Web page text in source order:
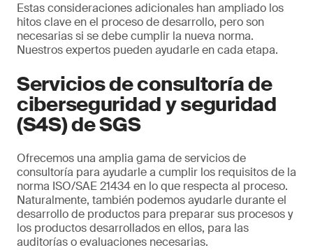
Estas consideraciones adicionales han ampliado los
hitos clave en el proceso de desarrollo, pero son
necesarias si se debe cumplir la nueva norma.
Nuestros expertos pueden ayudarle en cada etapa.
Servicios de consultoría de
ciberseguridad y seguridad
(S4S) de SGS
Ofrecemos una amplia gama de servicios de
consultoría para ayudarle a cumplir los requisitos de la
norma ISO/SAE 21434 en lo que respecta al proceso.
Naturalmente, también podemos ayudarle durante el
desarrollo de productos para preparar sus procesos y
los productos desarrollados en ellos, para las
auditorías o evaluaciones necesarias.